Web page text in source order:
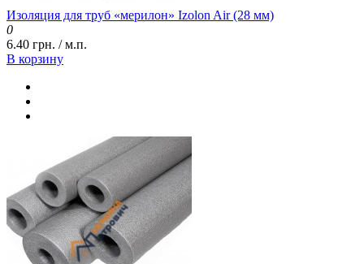
Изоляция для труб «мерилон» Izolon Air (28 мм)
0
6.40 грн. / м.п.
В корзину